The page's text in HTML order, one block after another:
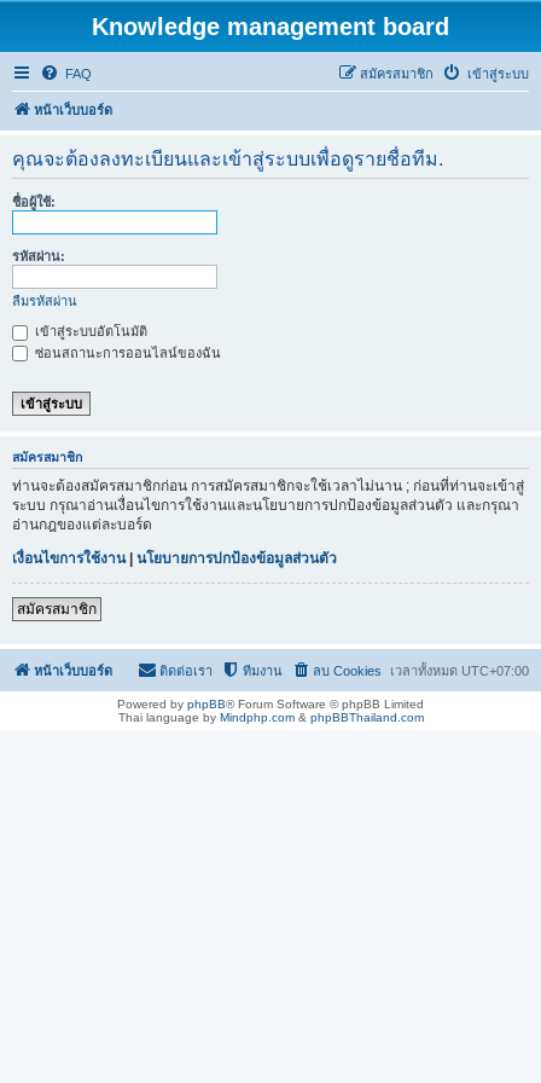
Knowledge management board
FAQ เข้าสู่ระบบ
สมัครสมาชิก
หน้าเว็บบอร์ด
คุณจะต้องลงทะเบียนและเข้าสู่ระบบเพื่อดูรายชื่อทีม.
ชื่อผู้ใช้:
รหัสผ่าน:
ลืมรหัสผ่าน
เข้าสู่ระบบอัตโนมัติ
ซ่อนสถานะการออนไลน์ของฉัน
สมัครสมาชิก
ท่านจะต้องสมัครสมาชิกก่อน การสมัครสมาชิกจะใช้เวลาไม่นาน ; ก่อนที่ท่านจะเข้าสู่
ระบบ กรุณาอ่านเงื่อนไขการใช้งานและนโยบายการปกป้องข้อมูลส่วนตัว และกรุณา
อ่านกฎของแต่ละบอร์ด
เงื่อนไขการใช้งาน| นโยบายการปกป้องข้อมูลส่วนตัว
สมัครสมาชิก
หน้าเว็บบอร์ด เวลาทั้งหมด UTC+07:00
ลบ Cookies
ทีมงาน
ติดต่อเรา
Powered by phpBB® Forum Software © phpBB Limited
Thai language by Mindphp.com& phpBBThailand.com